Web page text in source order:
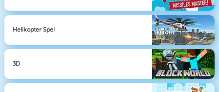
Helikopter Spel
3D